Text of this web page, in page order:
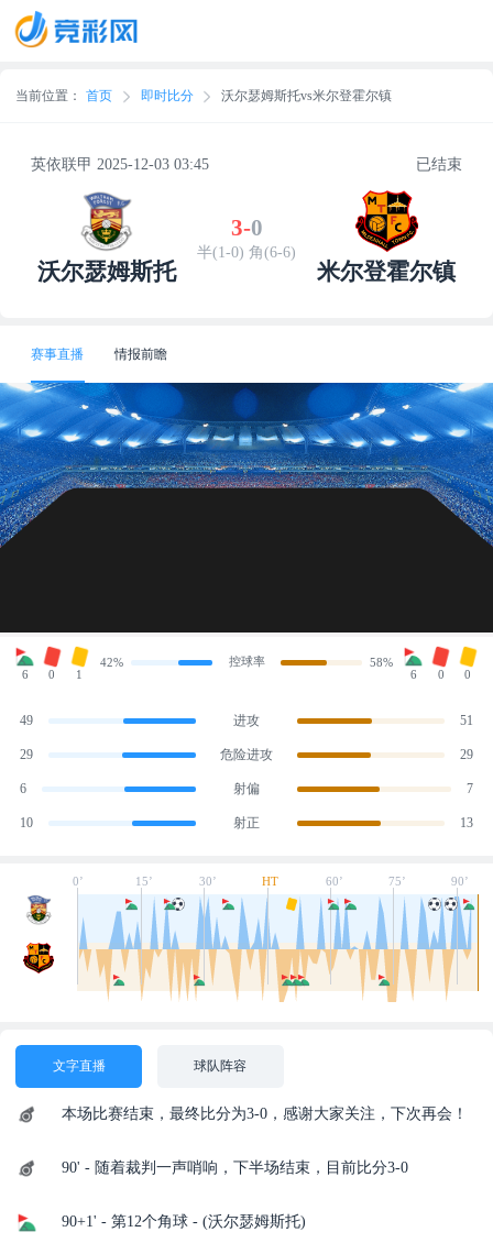
当前位置： 首页 即时比分 沃尔瑟姆斯托vs米尔登霍尔镇
英依联甲 2025-12-03 03:45 已结束
沃尔瑟姆斯托
3-0
半(1-0) 角(6-6)
米尔登霍尔镇
赛事直播 情报前瞻
6 0 1
42% 控球率
58%
6
0 0
49 进攻 51
29 危险进攻 29
6 射偏 7
10 射正 13
0’ 15’ 30’ HT 60’ 75’ 90’
文字直播 球队阵容
本场比赛结束，最终比分为3-0，感谢大家关注，下次再会！
90' - 随着裁判一声哨响，下半场结束，目前比分3-0
90+1' - 第12个角球 - (沃尔瑟姆斯托)